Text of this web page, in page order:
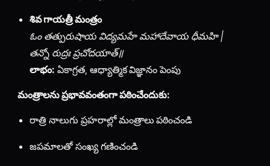
శివ గాయత్రీ మంత్రం
ఓం తత్పురుషాయ విద్యమహే మహాదేవాయ ధీమహి |
తన్నో రుద్రః ప్రచోదయాత్॥
లాభం: ఏకాగ్రత, ఆధ్యాత్మిక విజ్ఞానం పెంపు
మంత్రాలను ప్రభావవంతంగా పఠించేందుకు:
రాత్రి నాలుగు ప్రహరాల్లో మంత్రాలు పఠించండి
జపమాలతో సంఖ్య గణించండి